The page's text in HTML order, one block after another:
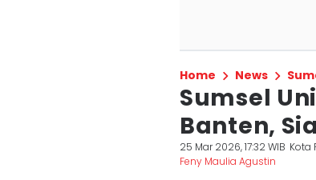
Home News
Sumsel
Banten,
25 Mar 2026, 17:32 WIB Kota
Feny Maulia Agustin